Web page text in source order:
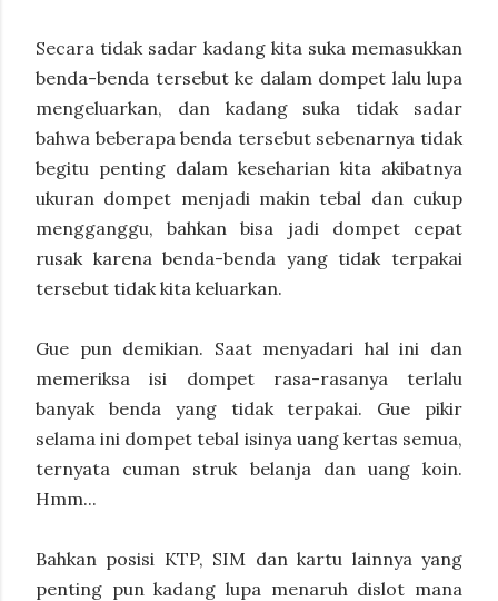
Secara tidak sadar kadang kita suka memasukkan
benda-benda tersebut ke dalam dompet lalu lupa
mengeluarkan, dan kadang suka tidak sadar
bahwa beberapa benda tersebut sebenarnya tidak
begitu penting dalam keseharian kita akibatnya
ukuran dompet menjadi makin tebal dan cukup
mengganggu, bahkan bisa jadi dompet cepat
rusak karena benda-benda yang tidak terpakai
tersebut tidak kita keluarkan.
Gue pun demikian. Saat menyadari hal ini dan
memeriksa isi dompet rasa-rasanya terlalu
banyak benda yang tidak terpakai. Gue pikir
selama ini dompet tebal isinya uang kertas semua,
ternyata cuman struk belanja dan uang koin.
Hmm...
Bahkan posisi KTP, SIM dan kartu lainnya yang
penting pun kadang lupa menaruh dislot mana